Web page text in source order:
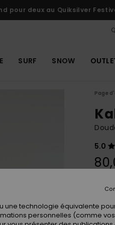
pour deux au Quiksilver
SURF SNOW
Page
5.0
une technologie équivalente
personnelles (comme